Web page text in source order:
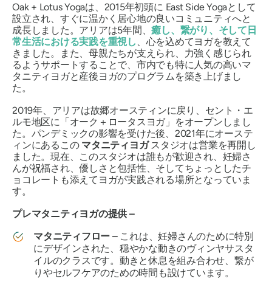
Oak + Lotus Yogaは、2015年初頭に East Side Yogaとして
設立され、すぐに温かく居心地の良いコミュニティへと
成長しました。アリアは5年間、癒し、繋がり、そして日
常生活における実践を重視し 、心を込めてヨガを教えて
きました。また、母親たちが支えられ、力強く感じられ
るようサポートすることで、市内でも特に人気の高いマ
タニティヨガと産後ヨガのプログラムを築き上げまし
た。
2019年、アリアは故郷オースティンに戻り、セント・エ
ルモ地区に「オーク＋ロータスヨガ」をオープンしまし
た。パンデミックの影響を受けた後、2021年にオーステ
ィンにあるこの マタニティヨガ スタジオは営業を再開し
ました。現在、このスタジオは誰もが歓迎され、妊婦さ
んが祝福され、優しさと包括性、そしてちょっとしたチ
ョコレートも添えてヨガが実践される場所となっていま
す。
プレマタニティヨガの提供 –
マタニティフロー – これは、妊婦さんのために特別
にデザインされた、穏やかな動きのヴィンヤサスタ
イルのクラスです。動きと休息を組み合わせ、繋が
りやセルフケアのための時間も設けています。